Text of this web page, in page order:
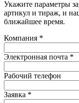
Укажите параметры
артикул и тираж, и
ближайшее время.
Компания *
Электронная почта *
Рабочий телефон
Заявка *